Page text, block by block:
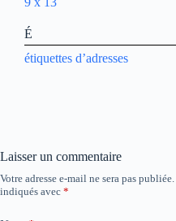
É
étiquettes d’adresses
Laisser un commentaire
Votre adresse e-mail ne sera pas publiée.
indiqués avec *